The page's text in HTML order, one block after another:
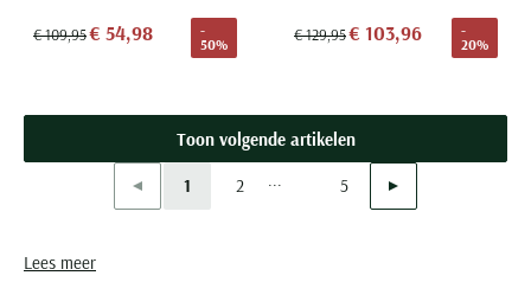
€ 109,95€ 54,98
-
50%
€ 129,95€ 103,96
-
20%
Toon volgende artikelen
Vorige
1 2
...
Page
5 Volgende
Lees meer